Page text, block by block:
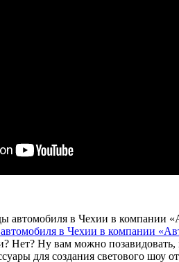
в Чехии в компании
Нет? Ну вам можно позавидовать,